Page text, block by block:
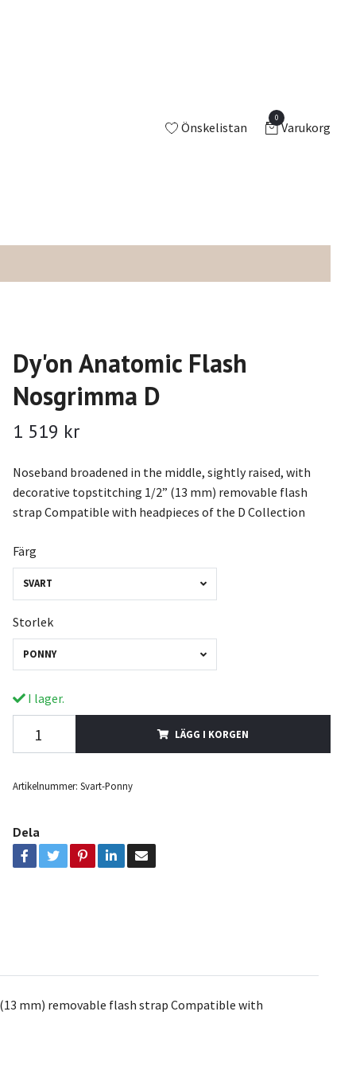
Önskelistan
0
Varukorg
Dy'on Anatomic Flash
Nosgrimma D
1 519 kr
Noseband broadened in the middle, sightly raised, with
decorative topstitching 1/2” (13 mm) removable flash
strap Compatible with headpieces of the D Collection
Färg
SVART
Storlek
PONNY
I lager.
LÄGG I KORGEN
Artikelnummer: Svart-Ponny
Dela
mm) removable flash strap Compatible with